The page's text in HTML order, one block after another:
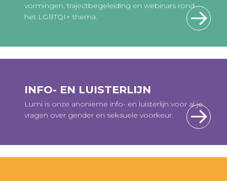
vormingen, trajectbegeleiding en webinars rond
het LGBTQI+ thema.
INFO- EN LUISTERLIJN
Lumi is onze anonieme info- en luisterlijn voor al je
vragen over gender en seksuele voorkeur.